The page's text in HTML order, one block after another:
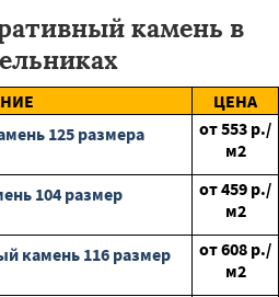
камень в
ЦЕНА
125 размера
от553 р./
м2
104 размер
от459 р./
м2
камень 116 размер
от608 р./
м2